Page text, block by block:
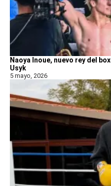
Naoya Inoue, nuevo rey del
Usyk
5 mayo, 2026